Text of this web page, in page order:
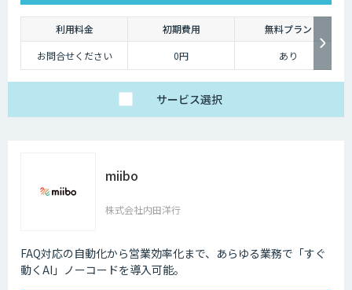
利用料金 初期費用
無料プラン
お問合せください
0円 あり
サービス選択
miibo
株式会社内田洋行
FAQ対応の自動化から営業効率化まで、あらゆる業務で「すぐ
動くAI」ノーコードを導入可能。